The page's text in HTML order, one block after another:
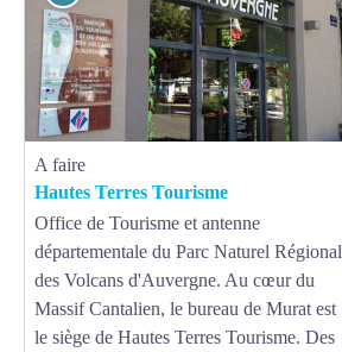
A faire
Hautes Terres Tourisme
Office de Tourisme et antenne
départementale du Parc Naturel Régional
des Volcans d'Auvergne. Au cœur du
Massif Cantalien, le bureau de Murat est
le siège de Hautes Terres Tourisme. Des